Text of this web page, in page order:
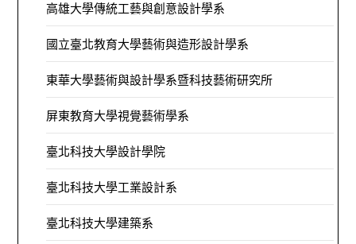
高雄大學傳統工藝與創意設計學系
國立臺北教育大學藝術與造形設計學系
東華大學藝術與設計學系暨科技藝術研究所
屏東教育大學視覺藝術學系
臺北科技大學設計學院
臺北科技大學工業設計系
臺北科技大學建築系